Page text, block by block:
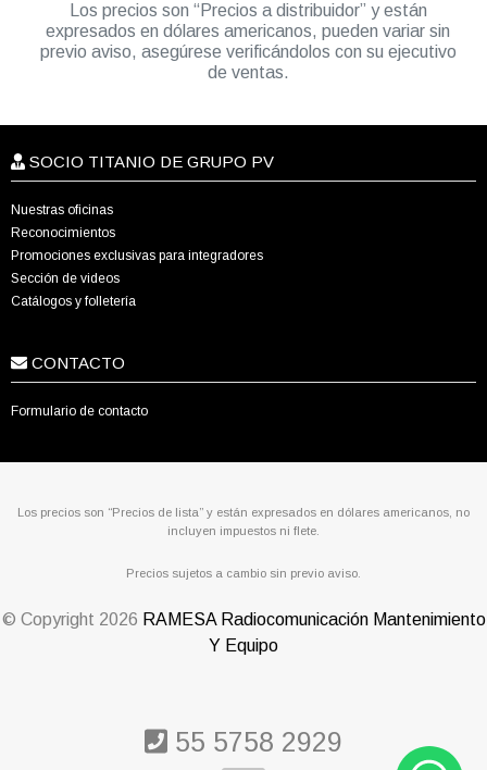
Los precios son “Precios a distribuidor” y están
expresados en dólares americanos, pueden variar sin
previo aviso, asegúrese verificándolos con su ejecutivo
de ventas.
SOCIO TITANIO DE GRUPO PV
Nuestras oficinas
Reconocimientos
Promociones exclusivas para integradores
Sección de videos
Catálogos y folletería
CONTACTO
Formulario de contacto
Los precios son “Precios de lista” y están expresados en dólares americanos, no
incluyen impuestos ni flete.
Precios sujetos a cambio sin previo aviso.
© Copyright 2026 RAMESA Radiocomunicación Mantenimiento
Y Equipo
55 5758 2929